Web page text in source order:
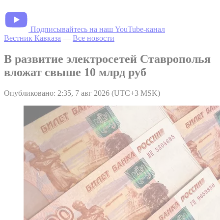
Подписывайтесь на наш YouTube-канал
Вестник Кавказа — Все новости
В развитие электросетей Ставрополья
вложат свыше 10 млрд руб
Опубликовано: 2:35, 7 авг 2026 (UTC+3 MSK)